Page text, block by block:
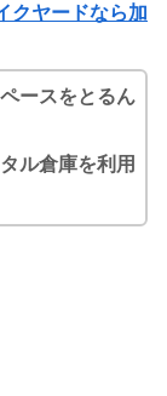
クヤードなら加
ースをとるん
ル倉庫を利用